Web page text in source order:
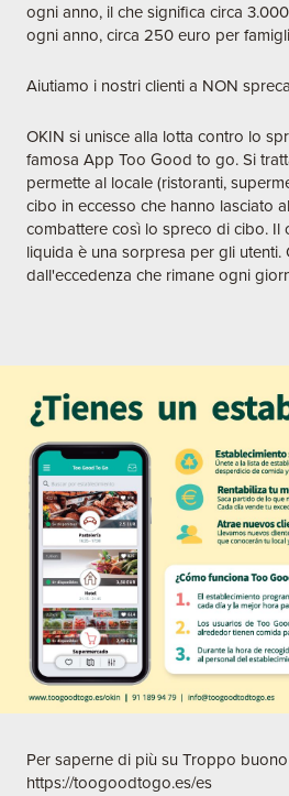
ogni anno, il che significa circa
ogni anno, circa 250 euro per
Aiutiamo i nostri clienti a NON
OKIN si unisce alla lotta contro lo
famosa App Too Good to go. Si
permette al locale (ristoranti,
cibo in eccesso che hanno lasciato
combattere così lo spreco di cibo. Il
liquida è una sorpresa per gli utenti.
dall'eccedenza che rimane ogni
Per saperne di più su Troppo
https://toogoodtogo.es/es